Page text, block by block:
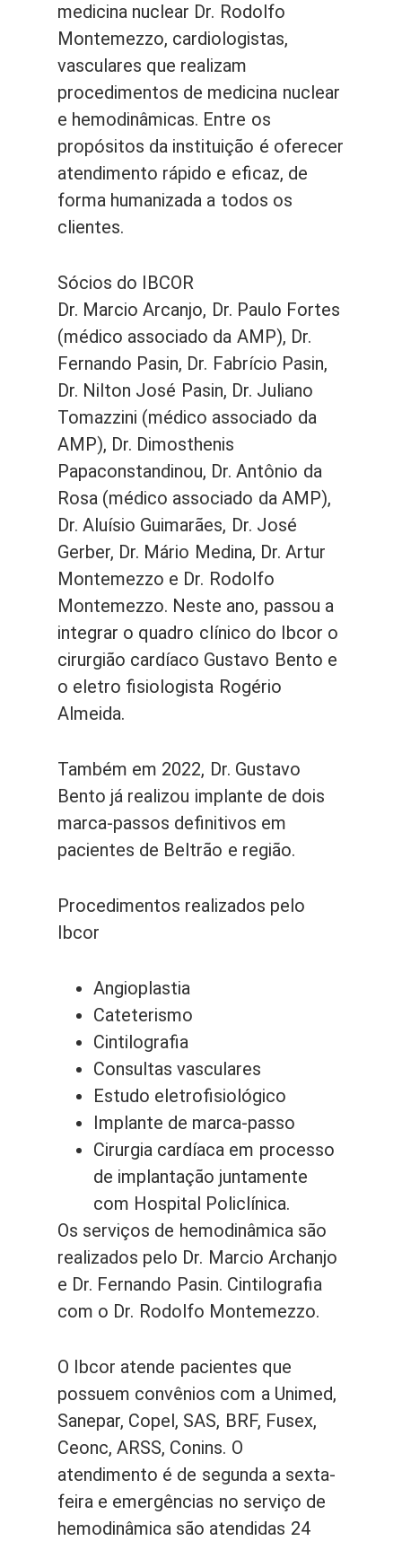
medicina nuclear Dr. Rodolfo
Montemezzo, cardiologistas,
vasculares que realizam
procedimentos de medicina nuclear
e hemodinâmicas. Entre os
propósitos da instituição é oferecer
atendimento rápido e eficaz, de
forma humanizada a todos os
clientes.
Sócios do IBCOR
Dr. Marcio Arcanjo, Dr. Paulo Fortes
(médico associado da AMP), Dr.
Fernando Pasin, Dr. Fabrício Pasin,
Dr. Nilton José Pasin, Dr. Juliano
Tomazzini (médico associado da
AMP), Dr. Dimosthenis
Papaconstandinou, Dr. Antônio da
Rosa (médico associado da AMP),
Dr. Aluísio Guimarães, Dr. José
Gerber, Dr. Mário Medina, Dr. Artur
Montemezzo e Dr. Rodolfo
Montemezzo. Neste ano, passou a
integrar o quadro clínico do Ibcor o
cirurgião cardíaco Gustavo Bento e
o eletro fisiologista Rogério
Almeida.
Também em 2022, Dr. Gustavo
Bento já realizou implante de dois
marca-passos definitivos em
pacientes de Beltrão e região.
Procedimentos realizados pelo
Ibcor
Angioplastia
Cateterismo
Cintilografia
Consultas vasculares
Estudo eletrofisiológico
Implante de marca-passo
Cirurgia cardíaca em processo
de implantação juntamente
com Hospital Policlínica.
Os serviços de hemodinâmica são
realizados pelo Dr. Marcio Archanjo
e Dr. Fernando Pasin. Cintilografia
com o Dr. Rodolfo Montemezzo.
O Ibcor atende pacientes que
possuem convênios com a Unimed,
Sanepar, Copel, SAS, BRF, Fusex,
Ceonc, ARSS, Conins. O
atendimento é de segunda a sexta-
feira e emergências no serviço de
hemodinâmica são atendidas 24